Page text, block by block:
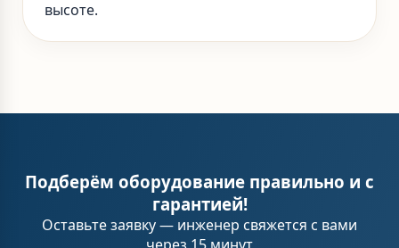
высоте.
Подберём оборудование правильно и с
гарантией!
Оставьте заявку — инженер свяжется с вами